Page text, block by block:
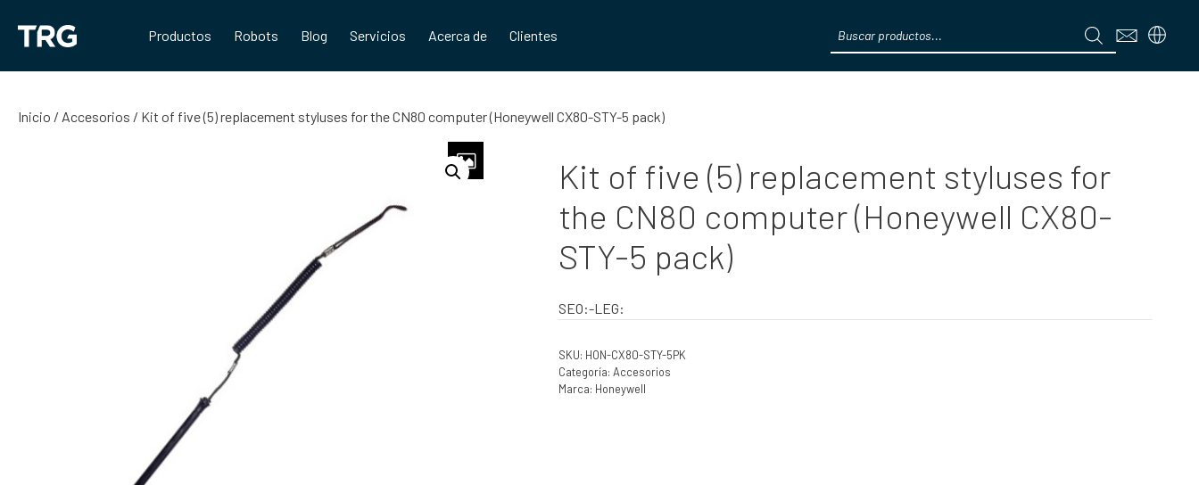
contenido
Productos Robots Blog Servicios Acerca de Clientes
search
Inicio / Accesorios / Kit of five (5) replacement styluses for the CN80 computer (Honeywell CX80-STY-5 pack)
Kit of five (5) replacement styluses for
the CN80 computer (Honeywell CX80-
STY-5 pack)
SEO:-LEG:
SKU: HON-CX80-STY-5PK
Categoría: Accesorios
Marca: Honeywell